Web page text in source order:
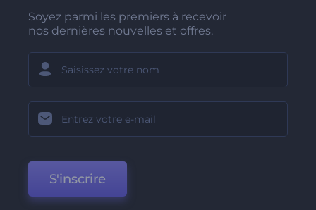
Soyez parmi les premiers à recevoir
nos dernières nouvelles et offres.
S'inscrire